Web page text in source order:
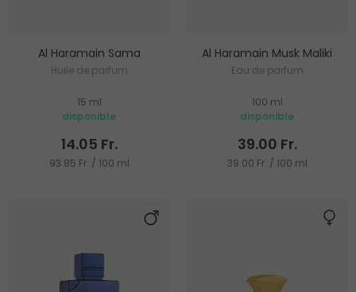
Al Haramain Sama
Huile de parfum
15 ml
disponible
14.05 Fr.
93.85 Fr. / 100 ml
Al Haramain Musk Maliki
Eau de parfum
100 ml
disponible
39.00 Fr.
39.00 Fr. / 100 ml